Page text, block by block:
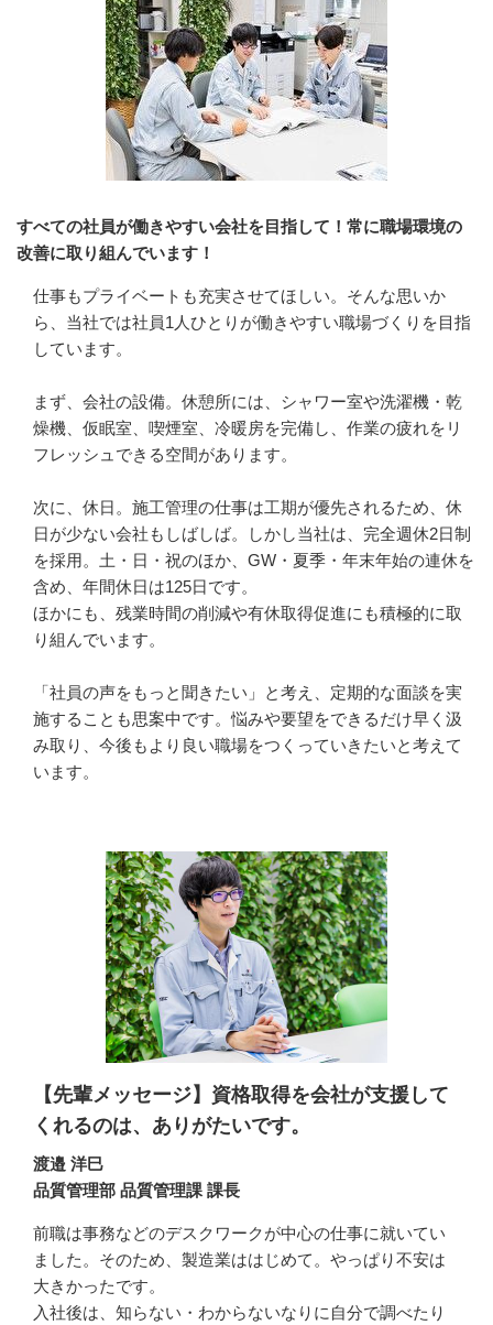
すべての社員が働きやすい会社を目指して！常に職場環境の
改善に取り組んでいます！
仕事もプライベートも充実させてほしい。そんな思いか
ら、当社では社員1人ひとりが働きやすい職場づくりを目指
しています。
まず、会社の設備。休憩所には、シャワー室や洗濯機・乾
燥機、仮眠室、喫煙室、冷暖房を完備し、作業の疲れをリ
フレッシュできる空間があります。
次に、休日。施工管理の仕事は工期が優先されるため、休
日が少ない会社もしばしば。しかし当社は、完全週休2日制
を採用。土・日・祝のほか、GW・夏季・年末年始の連休を
含め、年間休日は125日です。
ほかにも、残業時間の削減や有休取得促進にも積極的に取
り組んでいます。
「社員の声をもっと聞きたい」と考え、定期的な面談を実
施することも思案中です。悩みや要望をできるだけ早く汲
み取り、今後もより良い職場をつくっていきたいと考えて
います。
【先輩メッセージ】資格取得を会社が支援して
くれるのは、ありがたいです。
渡邉 洋巳
品質管理部 品質管理課 課長
前職は事務などのデスクワークが中心の仕事に就いてい
ました。そのため、製造業ははじめて。やっぱり不安は
大きかったです。
入社後は、知らない・わからないなりに自分で調べたり